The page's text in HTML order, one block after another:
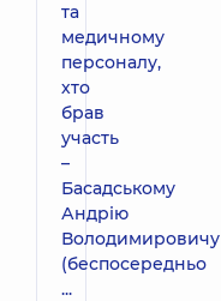
та
медичному
персоналу,
хто
брав
участь
–
Басадському
Андрію
Володимировичу
(беспосередньо
...